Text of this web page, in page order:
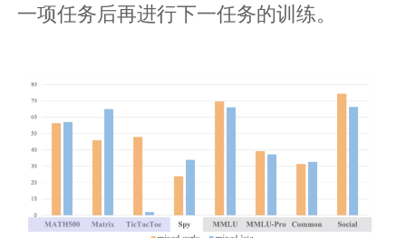
一项任务后再进行下一任务的训练。